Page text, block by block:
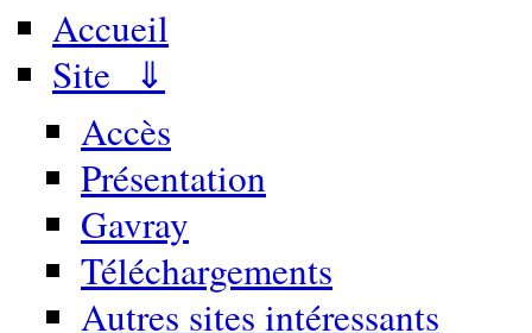
Accueil
Site ⇓
Accès
Présentation
Gavray
Téléchargements
Autres sites intéressants